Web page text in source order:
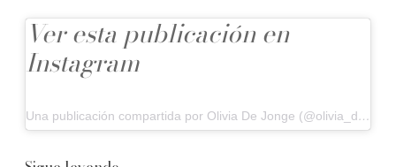
Ver esta publicación en
Instagram
Una publicación compartida por Olivia De Jonge (@olivia_dejonge)